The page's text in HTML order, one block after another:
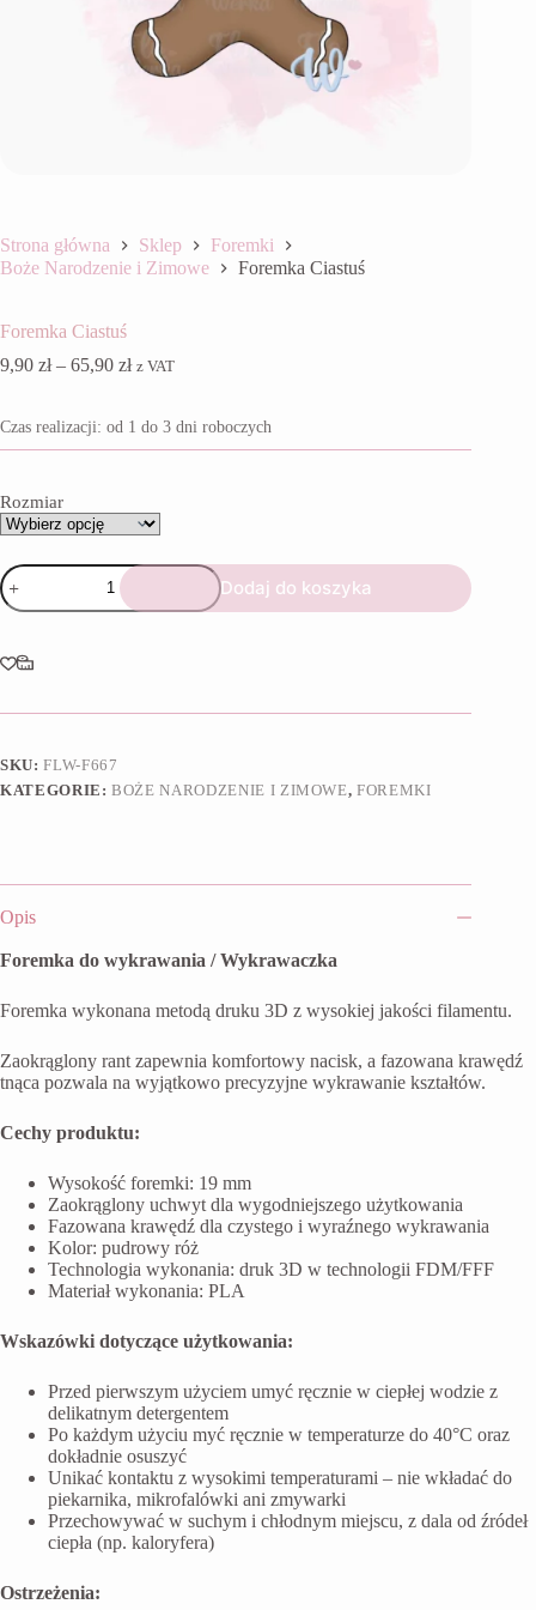
Strona główna Sklep
Foremki
Boże Narodzenie i Zimowe
Foremka Ciastuś
Foremka Ciastuś
9,90 zł – 65,90 złZakres
9,90 zł
do
z VAT
Czas realizacji: od 1 do 3 dni roboczych
Rozmiar
ilość
Foremka
Ciastuś
Dodaj do koszyka
SKU:FLW-F667
KATEGORIE:BOŻE NARODZENIE I ZIMOWE,FOREMKI
Opis
Foremka do wykrawania / Wykrawaczka
Foremka wykonana metodą druku 3D z wysokiej jakości filamentu.
Zaokrąglony rant zapewnia komfortowy nacisk, a fazowana krawędź
tnąca pozwala na wyjątkowo precyzyjne wykrawanie kształtów.
Cechy produktu:
Wysokość foremki: 19 mm
Zaokrąglony uchwyt dla wygodniejszego użytkowania
Fazowana krawędź dla czystego i wyraźnego wykrawania
Kolor: pudrowy róż
Technologia wykonania: druk 3D w technologii FDM/FFF
Materiał wykonania: PLA
Wskazówki dotyczące użytkowania:
Przed pierwszym użyciem umyć ręcznie w ciepłej wodzie z
delikatnym detergentem
Po każdym użyciu myć ręcznie w temperaturze do 40°C oraz
dokładnie osuszyć
Unikać kontaktu z wysokimi temperaturami – nie wkładać do
piekarnika, mikrofalówki ani zmywarki
Przechowywać w suchym i chłodnym miejscu, z dala od źródeł
ciepła (np. kaloryfera)
Ostrzeżenia: